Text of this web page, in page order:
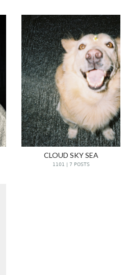
CLOUD SKY SEA
1101 | 7 POSTS